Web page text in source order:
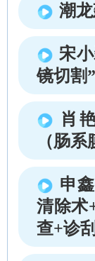
潮
宋
镜切割
肖
（肠
申
清除术
查+诊